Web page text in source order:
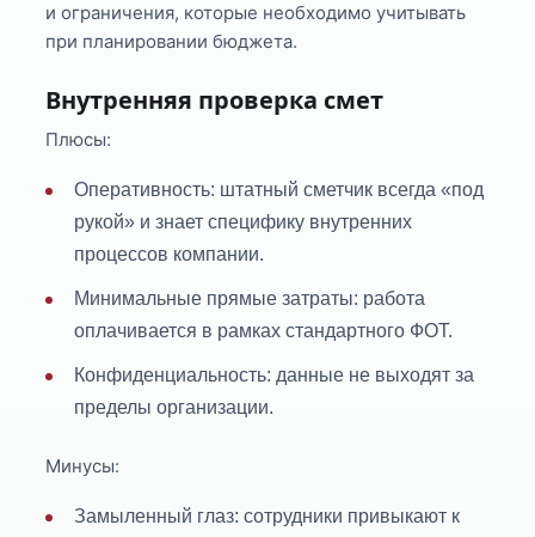
и ограничения, которые необходимо учитывать
при планировании бюджета.
Внутренняя проверка смет
Плюсы:
Оперативность: штатный сметчик всегда «под
рукой» и знает специфику внутренних
процессов компании.
Минимальные прямые затраты: работа
оплачивается в рамках стандартного ФОТ.
Конфиденциальность: данные не выходят за
пределы организации.
Минусы:
Замыленный глаз: сотрудники привыкают к